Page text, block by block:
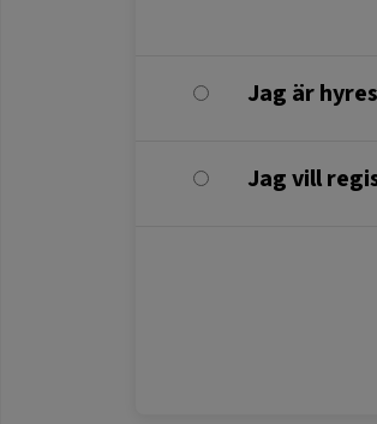
Jag är
Jag vill